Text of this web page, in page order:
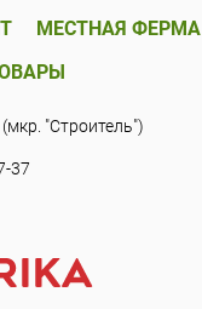
МЕСТНАЯ ФЕРМА
"Строитель")
37